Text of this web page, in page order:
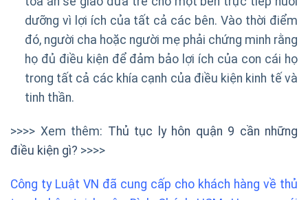
dưỡng vì lợi ích của tất cả các bên. Vào thời điểm
đó, người cha hoặc người mẹ phải chứng minh rằng
họ đủ điều kiện để đảm bảo lợi ích của con cái họ
trong tất cả các khía cạnh của điều kiện kinh tế và
tinh thần.
>>>> Xem thêm: Thủ tục ly hôn quận 9 cần những
điều kiện gì? >>>>
Công ty Luật VN đã cung cấp cho khách hàng về thủ